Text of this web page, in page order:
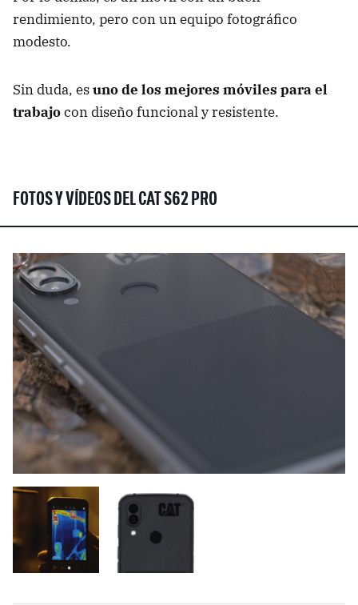
rendimiento, pero con un equipo fotográfico
modesto.
Sin duda, esuno de los mejores móviles para el
trabajocon diseño funcional y resistente.
FOTOS Y VÍDEOS DEL CAT S62 PRO